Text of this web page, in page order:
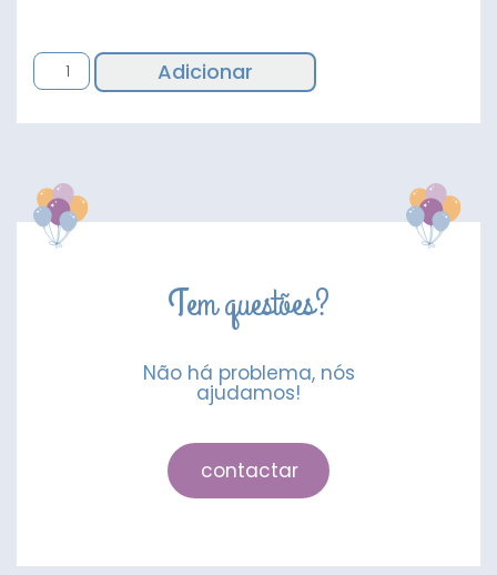
Quantidade
de
de
Dollhouse
Adicionar
Tem questões?
Não há problema, nós
ajudamos!
contactar